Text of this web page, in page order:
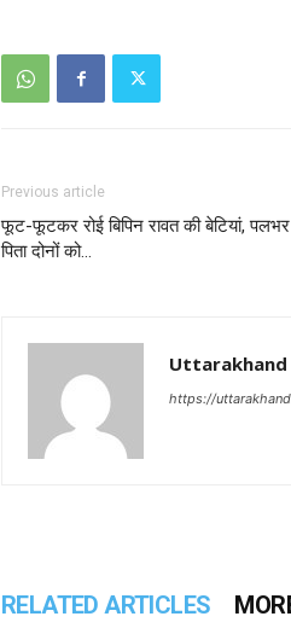
Previous article
फूट-फूटकर रोई बिपिन रावत की बेटियां, पलभर
पिता दोनों को…
https://
RELATED ARTICLES